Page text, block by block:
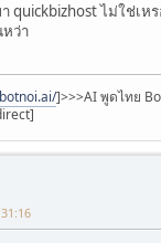
quickbizhost ไม่ใช่เห
หว่า
]>>>AI พูดไทย